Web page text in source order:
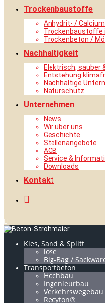
Trockenbaustoffe
Anhydrit- /
Trockenbaustoffe
Trockenbeton /
Nachhaltigkeit
Elektrisch, sauber
Entstehung
Nachhaltige
Naturschutz
Unternehmen
News
Wir über uns
Geschichte
Stellenangebote
AGB
Service &
Downloads
Kontakt
Kies, Sand & Splitt
lose
Big-Bag /
Transportbeton
Hochbau
Ingenieurbau
Verkehrswegebau
Recyton®